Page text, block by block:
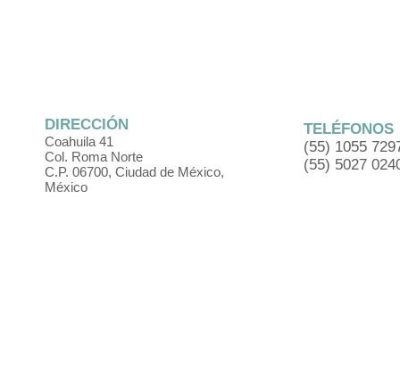
DIRECCIÓN
Coahuila 41
Col. Roma Norte
C.P. 06700, Ciudad de México,
México
TELÉFONOS
(55) 1055
(55) 5027